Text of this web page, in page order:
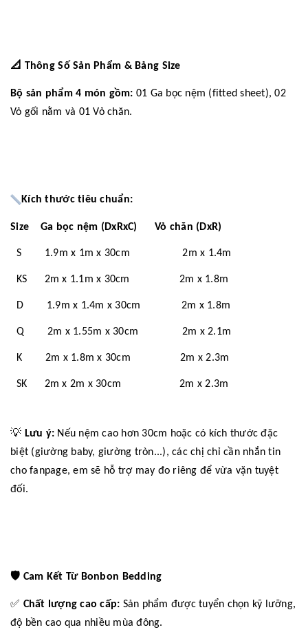
📐 Thông Số Sản Phẩm & Bảng Size
Bộ sản phẩm 4 món gồm: 01 Ga bọc nệm (fitted sheet), 02
Vỏ gối nằm và 01 Vỏ chăn.
Kích thước tiêu chuẩn:
Size Ga bọc nệm (DxRxC) Vỏ chăn (DxR)
S 1.9m x 1m x 30cm 2m x 1.4m
KS 2m x 1.1m x 30cm 2m x 1.8m
D 1.9m x 1.4m x 30cm 2m x 1.8m
Q 2m x 1.55m x 30cm 2m x 2.1m
K 2m x 1.8m x 30cm 2m x 2.3m
SK 2m x 2m x 30cm 2m x 2.3m
💡 Lưu ý: Nếu nệm cao hơn 30cm hoặc có kích thước đặc
biệt (giường baby, giường tròn...), các chị chỉ cần nhắn tin
cho fanpage, em sẽ hỗ trợ may đo riêng để vừa vặn tuyệt
đối.
🛡️ Cam Kết Từ Bonbon Bedding
✅ Chất lượng cao cấp: Sản phẩm được tuyển chọn kỹ lưỡng,
độ bền cao qua nhiều mùa đông.